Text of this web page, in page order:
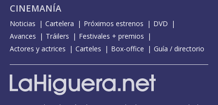
CINEMANÍA
Noticias Cartelera Próximos estrenos
DVD
Avances
Tráilers
Festivales + premios
Actores y actrices
Carteles Box-office Guía / directorio